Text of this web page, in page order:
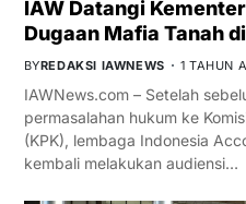
IAW Datangi
Dugaan Mafia Tanah
BYREDAKSI IAWNEWS 1 TAHUN
IAWNews.com – Setelah
permasalahan hukum ke
(KPK), lembaga Indonesia
kembali melakukan audiensi…